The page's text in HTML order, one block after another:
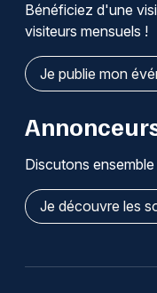
Bénéficiez d'une
visiteurs mensuels !
Je publie mon
Discutons
Je découvre les